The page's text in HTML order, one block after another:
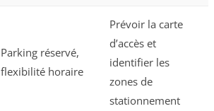
Parking réservé,
flexibilité horaire
Prévoir la carte
d’accès et
identifier les
zones de
stationnement